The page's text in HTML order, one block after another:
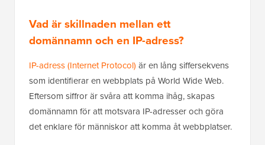
Vad är skillnaden mellan ett
domännamn och en IP-adress?
IP-adress (Internet Protocol) är en lång siffersekvens
som identifierar en webbplats på World Wide Web.
Eftersom siffror är svåra att komma ihåg, skapas
domännamn för att motsvara IP-adresser och göra
det enklare för människor att komma åt webbplatser.